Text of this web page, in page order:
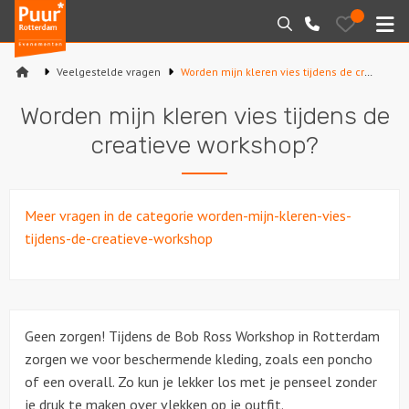
Puur*
Rotterdam
bedrijfsuitjes
Zoeken
010-
7271205
Bewaarde
uitjes
Varen
Sport en spel
Locaties
Feesten
Veelgestelde vragen Worden mijn kleren vies tijdens de creatieve workshop?
Worden mijn kleren vies tijdens de
creatieve workshop?
Meer vragen in de categorie worden-mijn-kleren-vies-
tijdens-de-creatieve-workshop
Geen zorgen! Tijdens de Bob Ross Workshop in Rotterdam
zorgen we voor beschermende kleding, zoals een poncho
of een overall. Zo kun je lekker los met je penseel zonder
je druk te maken over vlekken op je outfit.